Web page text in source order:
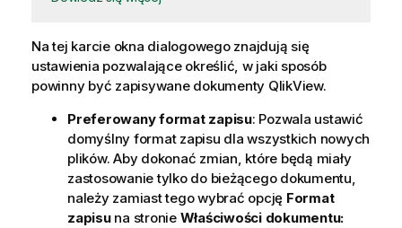
Na tej karcie okna dialogowego znajdują się
ustawienia pozwalające określić, w jaki sposób
powinny być zapisywane dokumenty QlikView.
Preferowany format zapisu: Pozwala ustawić
domyślny format zapisu dla wszystkich nowych
plików. Aby dokonać zmian, które będą miały
zastosowanie tylko do bieżącego dokumentu,
należy zamiast tego wybrać opcję Format
zapisuna stronie Właściwości dokumentu: